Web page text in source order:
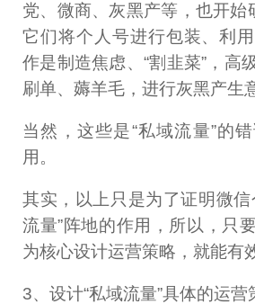
党、微商、灰黑产等，也开始
它们将个人号进行包装、利
作是制造焦虑、“割韭菜”，高
刷单、薅羊毛，进行灰黑产生
当然，这些是“私域流量”的
用。
其实，以上只是为了证明微信
流量”阵地的作用，所以，只
为核心设计运营策略，就能有
3、设计“私域流量”具体的运营